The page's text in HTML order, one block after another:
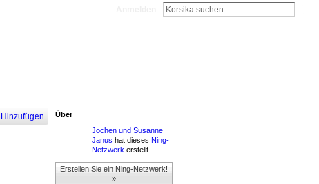
Hinzufügen
Über
Jochen und Susanne
Janus hat dieses Ning-
Netzwerk erstellt.
Erstellen Sie ein Ning-Netzwerk!
»